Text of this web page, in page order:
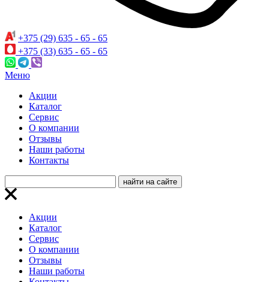
+375 (29) 635 - 65 - 65
+375 (33) 635 - 65 - 65
Меню
Акции
Каталог
Сервис
О компании
Отзывы
Наши работы
Контакты
Акции
Каталог
Сервис
О компании
Отзывы
Наши работы